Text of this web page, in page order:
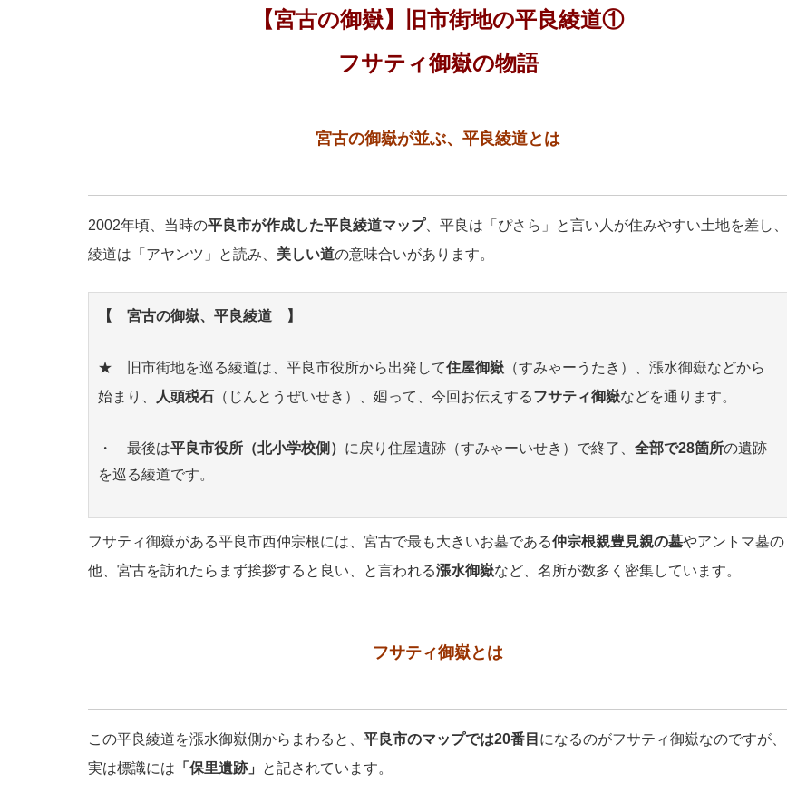
【宮古の御嶽】旧市街地の平良綾道①
フサティ御嶽の物語
宮古の御嶽が並ぶ、平良綾道とは
2002年頃、当時の平良市が作成した平良綾道マップ、平良は「ぴさら」と言い人が住みやすい土地を差し、
綾道は「アヤンツ」と読み、 美しい道の意味合いがあります。
【 宮古の御嶽、平良綾道 】
★ 旧市街地を巡る綾道は、平良市役所から出発して住屋御嶽 （すみゃーうたき）、漲水御嶽などから
始まり、
人頭税石 （じんとうぜいせき）、廻って、今回お伝えするフサティ御嶽などを通ります。
・ 最後は平良市役所（北小学校側） に戻り住屋遺跡（すみゃーいせき）で終了、 全部で28箇所の遺跡
を巡る綾道です。
フサティ御嶽がある平良市西仲宗根には、宮古で最も大きいお墓である仲宗根親豊見親の墓やアントマ墓の
他、宮古を訪れたらまず挨拶すると良い、と言われる漲水御嶽など、名所が数多く密集しています。
フサティ御嶽とは
この平良綾道を漲水御嶽側からまわると、 平良市のマップでは20番目 になるのがフサティ御嶽なのですが、
実は標識には 「保里遺跡」 と記されています。